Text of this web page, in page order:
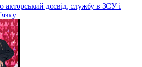
акторський досвід, службу в ЗСУ і